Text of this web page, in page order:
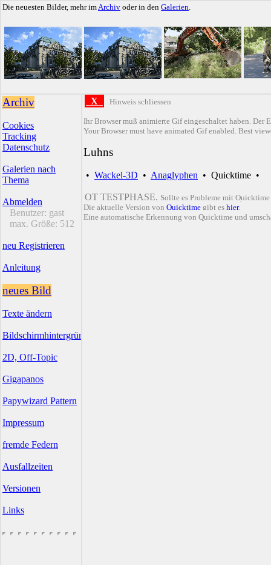
Die neuesten Bilder, mehr imArchiv oder in den Galerien.
Archiv
Cookies
Tracking
Datenschutz
Galerien nach
Thema
Abmelden
Benutzer: gast
max. Größe: 512
neu Registrieren
Anleitung
neues Bild
Texte ändern
Bildschirmhintergründe
2D, Off-Topic
Gigapanos
Papywizard Pattern
Impressum
fremde Federn
Ausfallzeiten
Versionen
Links
X Hinweis schliessen
Ihr Browser muß animierte Gif eingeschaltet haben. Der
Your Browser must have animated Gif enabled. Best
Luhns
• Wackel-3D • Anaglyphen • Quicktime •
QT TESTPHASE. Sollte es Probleme mit
Die aktuelle Version von Quicktime gibt es hier.
Eine automatische Erkennung von Quicktime und